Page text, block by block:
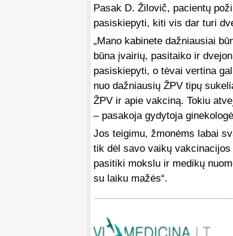
Pasak D. Žilovič, pacientų
pasiskiepyti, kiti vis dar turi
„Mano kabinete dažniausiai
būna įvairių, pasitaiko ir
pasiskiepyti, o tėvai vertina
nuo dažniausių ŽPV tipų
ŽPV ir apie vakciną. Tokiu
– pasakoja gydytoja
Jos teigimu, žmonėms labai
tik dėl savo vaikų
pasitiki mokslu ir medikų
su laiku mažės“.